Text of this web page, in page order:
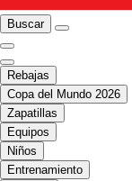
Buscar
Rebajas
Copa del Mundo 2026
Zapatillas
Equipos
Niños
Entrenamiento